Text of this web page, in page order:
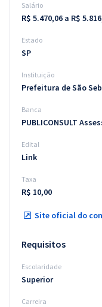
Atendimento
Salário
R$ 5.470,06 a R$
Estado
SP
Instituição
Prefeitura de São
Banca
PUBLICONSULT
Edital
Link
Taxa
R$ 10,00
Site oficial do
Requisitos
Escolaridade
Superior
Carreira